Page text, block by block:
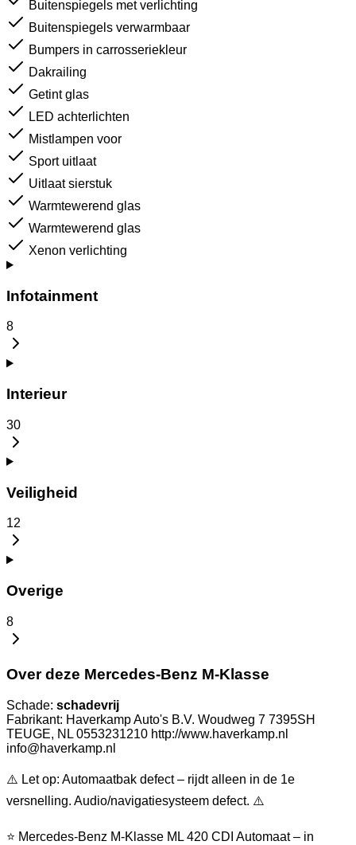
Buitenspiegels met verlichting
Buitenspiegels verwarmbaar
Bumpers in carrosseriekleur
Dakrailing
Getint glas
LED achterlichten
Mistlampen voor
Sport uitlaat
Uitlaat sierstuk
Warmtewerend glas
Warmtewerend glas
Xenon verlichting
Infotainment
8
Interieur
30
Veiligheid
12
Overige
8
Over deze Mercedes-Benz M-Klasse
Schade: schadevrij
Fabrikant: Haverkamp Auto's B.V. Woudweg 7 7395SH
TEUGE, NL 0553231210 http://www.haverkamp.nl
info@haverkamp.nl
⚠️ Let op: Automaatbak defect – rijdt alleen in de 1e
versnelling. Audio/navigatiesysteem defect. ⚠️
⭐ Mercedes-Benz M-Klasse ML 420 CDI Automaat – in